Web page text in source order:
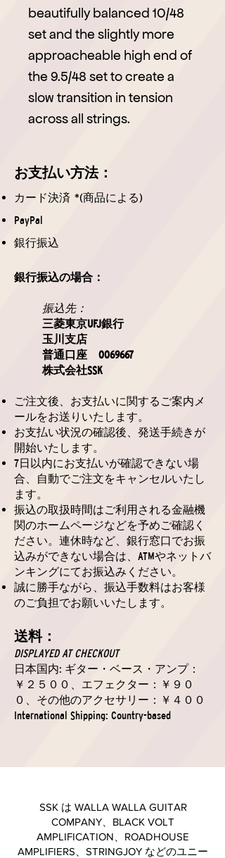
beautifully balanced 10/48
set and the slightly more
approacheable high end of
the 9.5/48 set to create a
slow transition in tension
across all strings.
お支払い方法：
カード決済 *(商品による)
PayPal
銀行振込
銀行振込の場合：
振込先：
三菱東京UFJ銀行
玉川支店
普通口座 0069667
株式会社SSK
ご注文後、お支払いに関するご案内メ
ールをお送りいたします。
お支払い状況の確認後、発送手続きが
開始いたします。
7日以内にお支払いが確認できない場
合、自動でご注文をキャンセルいたし
ます。
振込の取扱時間はご利用される金融機
関のホームページなどを予めご確認く
ださい。連休時など、銀行窓口でお振
込みができない場合は、ATMやネットバ
ンキングにてお振込みください。
誠に勝手ながら、振込手数料はお客様
のご負担でお願いいたします。
送料：
DISPLAYED AT CHECKOUT
日本国内: ギター・ベース・アンプ：
￥２５００、エフェクター：￥９０
０、その他のアクセサリー：￥４００
International Shipping: Country-based
SSK は WALLA WALLA GUITAR
COMPANY、BLACK VOLT
AMPLIFICATION、ROADHOUSE
AMPLIFIERS、STRINGJOY などのユニー